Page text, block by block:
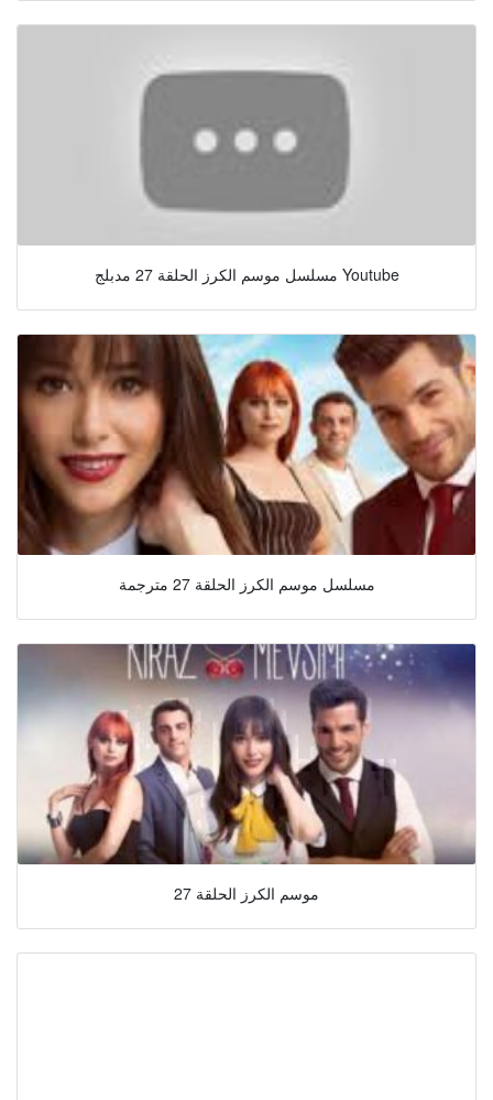
مسلسل موسم الكرز الحلقة 27 مدبلج Youtube
مسلسل موسم الكرز الحلقة 27 مترجمة
موسم الكرز الحلقة 27